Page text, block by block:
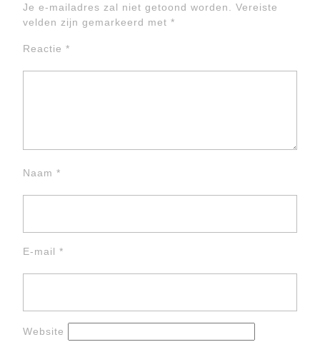
Je e-mailadres zal niet getoond worden. Vereiste
velden zijn gemarkeerd met *
Reactie *
Naam *
E-mail *
Website